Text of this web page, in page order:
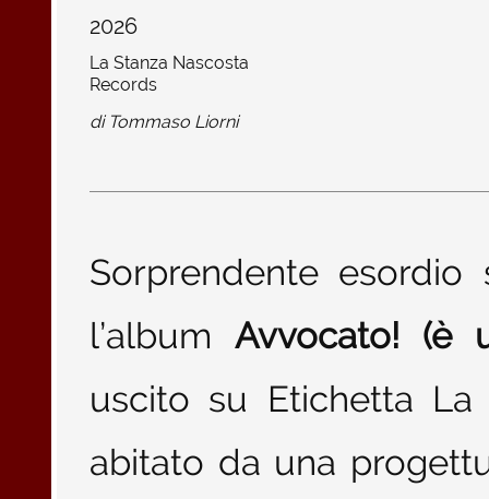
2026
La Stanza Nascosta
Records
di Tommaso Liorni
Sorprendente
l’albumAvvocato! (è
uscito su Etichetta La
abitato da una